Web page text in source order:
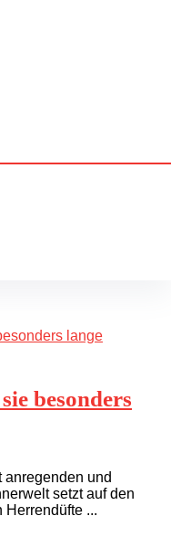
besonders
anregenden und
setzt auf den
Herrendüfte ...